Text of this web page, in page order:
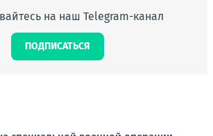
на наш Telegram-канал
ПОДПИСАТЬСЯ